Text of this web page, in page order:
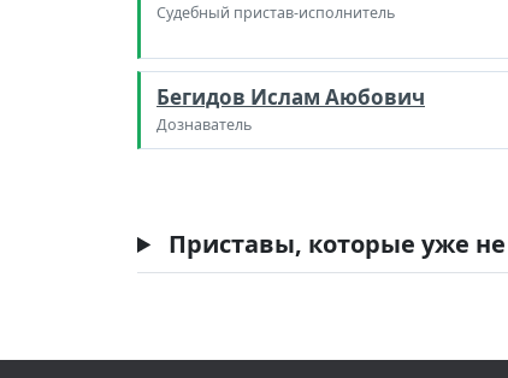
Судебный пристав-исполнитель
Бегидов Ислам Аюбович
Дознаватель
Приставы, которые уже